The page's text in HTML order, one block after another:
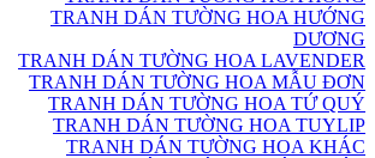
TRANH DÁN TƯỜNG HOA HƯỚNG
DƯƠNG
TRANH DÁN TƯỜNG HOA LAVENDER
TRANH DÁN TƯỜNG HOA MẪU ĐƠN
TRANH DÁN TƯỜNG HOA TỨ QUÝ
TRANH DÁN TƯỜNG HOA TUYLIP
TRANH DÁN TƯỜNG HOA KHÁC